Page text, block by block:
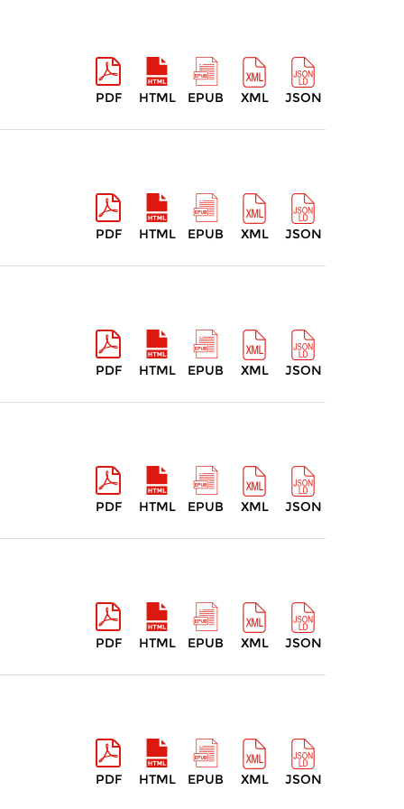
PDF HTML EPUB XML JSON
PDF HTML EPUB XML JSON
PDF HTML EPUB XML JSON
PDF HTML EPUB XML JSON
PDF HTML EPUB XML JSON
PDF HTML EPUB XML JSON